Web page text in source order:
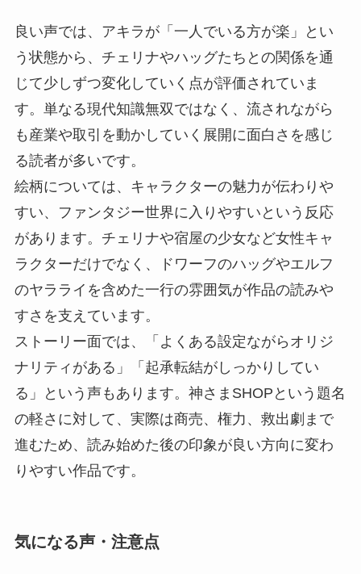
良い声では、アキラが「一人でいる方が楽」とい
う状態から、チェリナやハッグたちとの関係を通
じて少しずつ変化していく点が評価されていま
す。単なる現代知識無双ではなく、流されながら
も産業や取引を動かしていく展開に面白さを感じ
る読者が多いです。
絵柄については、キャラクターの魅力が伝わりや
すい、ファンタジー世界に入りやすいという反応
があります。チェリナや宿屋の少女など女性キャ
ラクターだけでなく、ドワーフのハッグやエルフ
のヤラライを含めた一行の雰囲気が作品の読みや
すさを支えています。
ストーリー面では、「よくある設定ながらオリジ
ナリティがある」「起承転結がしっかりしてい
る」という声もあります。神さまSHOPという題名
の軽さに対して、実際は商売、権力、救出劇まで
進むため、読み始めた後の印象が良い方向に変わ
りやすい作品です。
気になる声・注意点